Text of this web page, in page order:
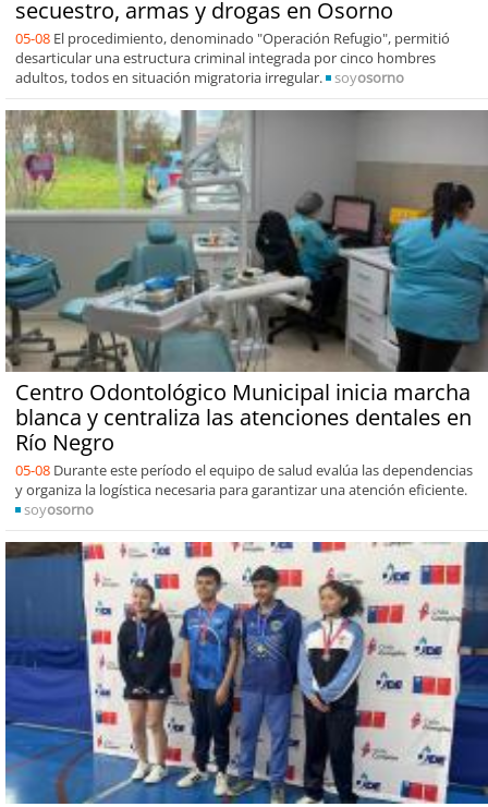
secuestro, armas y drogas en Osorno
05-08 El procedimiento, denominado "Operación Refugio", permitió
desarticular una estructura criminal integrada por cinco hombres
adultos, todos en situación migratoria irregular.
soyosorno
Centro Odontológico Municipal inicia marcha
blanca y centraliza las atenciones dentales en
Río Negro
05-08 Durante este período el equipo de salud evalúa las dependencias
y organiza la logística necesaria para garantizar una atención eficiente.
soyosorno